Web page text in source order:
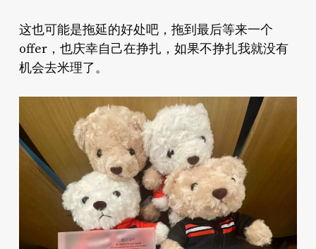
这也可能是拖延的好处吧，拖到最后等来一个
offer，也庆幸自己在挣扎，如果不挣扎我就没有
机会去米理了。